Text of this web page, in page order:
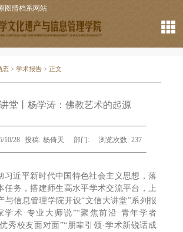
图情档系网站
态 >学术报告 > 正文
堂丨杨学涛：佛教艺术的起源
10/28 投稿: 杨倚天 部门: 浏览次数: 237
习近平新时代中国特色社会主义思想，落
任务，搭建师生高水平学术交流平台，上
与信息管理学院开设“文信大讲堂”系列报
学术·专业大师说”“聚焦前沿·青年学者
秀校友面对面”“朋辈引领·学术新锐话成